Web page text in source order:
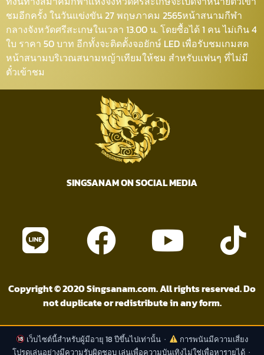
ชมอีกครั้ง ในวันแข่งขัน 27 พฤษภาคม 2565หน้าสนามกีฬา
กลางจังหวัดศรีสะเกษในเวลา 13.00 น. โดยซื้อได้ 1 คน ไม่เกิน 4
ใบ ราคา 50 บาท อีกทั้งจะติดตั้งจอยักษ์ LED เพื่อรับชมเกมสด
หน้าสนามบริเวณสนามหญ้าเทียมให้ชม สำหรับแฟนๆ ที่ไม่มี
ตั๋วเข้าชม
SINGSANAM ON SOCIAL MEDIA
Copyright © 2020 Singsanam.com. All rights reserved. Do
not duplicate or redistribute in any form.
เว็บไซต์นี้สำหรับผู้มีอายุ 18 ปีขึ้นไปเท่านั้น ·
การพนันมีความเสี่ยง
โปรดเล่นอย่างมีความรับผิดชอบ เล่นเพื่อความบันเทิงไม่ใช่เพื่อหารายได้ ·